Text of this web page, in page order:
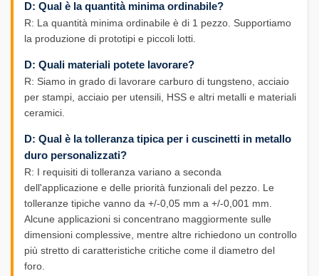
D: Qual è la quantità minima ordinabile?
R: La quantità minima ordinabile è di 1 pezzo. Supportiamo
la produzione di prototipi e piccoli lotti.
D: Quali materiali potete lavorare?
R: Siamo in grado di lavorare carburo di tungsteno, acciaio
per stampi, acciaio per utensili, HSS e altri metalli e materiali
ceramici.
D: Qual è la tolleranza tipica per i cuscinetti in metallo
duro personalizzati?
R: I requisiti di tolleranza variano a seconda
dell'applicazione e delle priorità funzionali del pezzo. Le
tolleranze tipiche vanno da +/-0,05 mm a +/-0,001 mm.
Alcune applicazioni si concentrano maggiormente sulle
dimensioni complessive, mentre altre richiedono un controllo
più stretto di caratteristiche critiche come il diametro del
foro.